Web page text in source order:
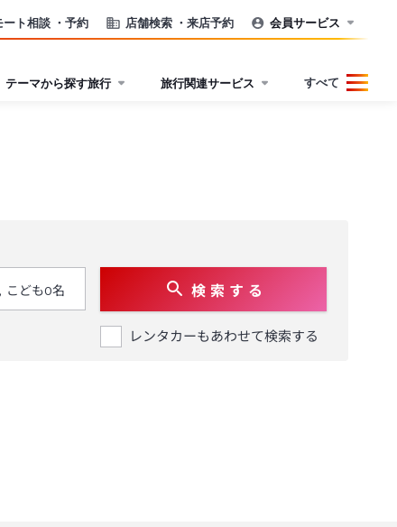
ート相談 ・予約 店舗検索 ・来店予約 会員サービス
テーマから探す旅行 旅行関連サービス すべて
検 索 す る
レンタカーもあわせて検索する